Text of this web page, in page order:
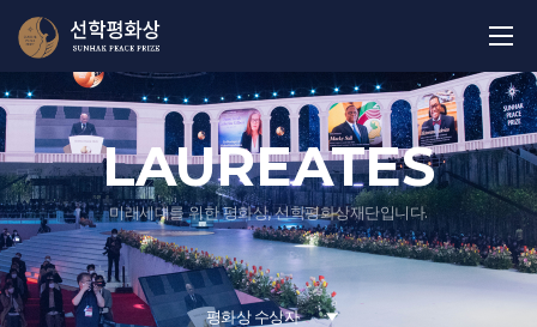
LAUREATES
미래세대를 위한 평화상, 선학평화상재단입니다.
평화상 수상자